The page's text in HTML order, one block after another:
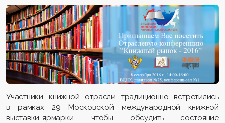
Участники книжной отрасли традиционно встретились
в рамках 29 Московской международной книжной
выставки-ярмарки, чтобы обсудить состояние